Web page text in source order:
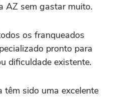
AZ sem gastar muito.
os franqueados
pronto para
dificuldade existente.
têm sido uma excelente